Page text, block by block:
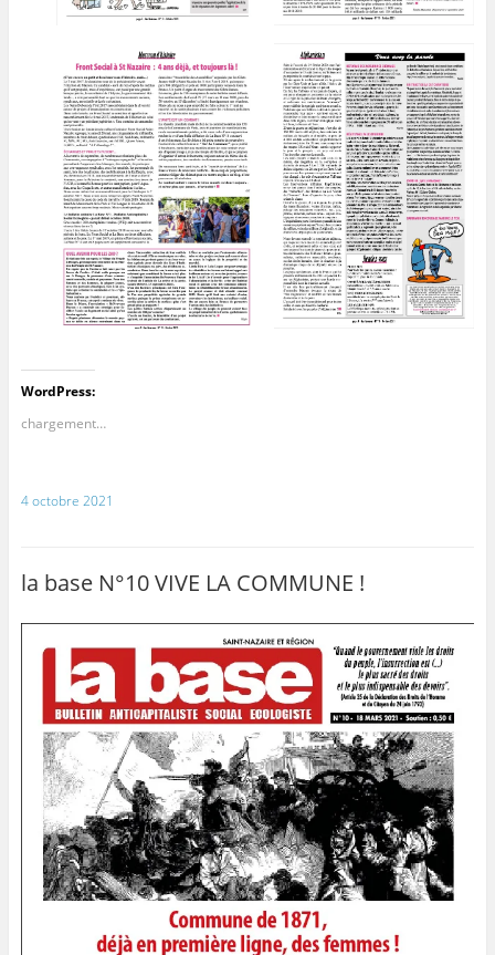
WordPress:
chargement…
4 octobre 2021
la base N°10 VIVE LA COMMUNE !